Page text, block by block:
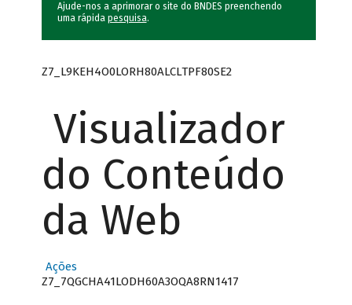
Ajude-nos a aprimorar o site do BNDES preenchendo
uma rápida pesquisa.
Z7_L9KEH4O0LORH80ALCLTPF80SE2
Visualizador
do Conteúdo
da Web
Ações
Z7_7QGCHA41LODH60A3OQA8RN1417